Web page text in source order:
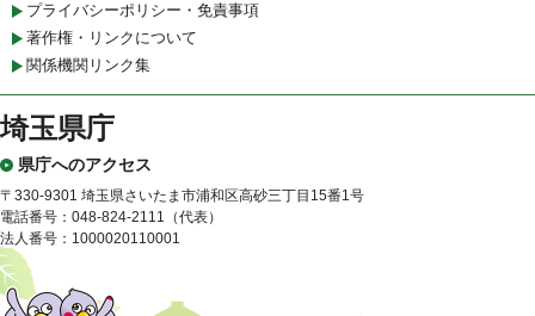
プライバシーポリシー・免責事項
著作権・リンクについて
関係機関リンク集
埼玉県庁
県庁へのアクセス
〒330-9301 埼玉県さいたま市浦和区高砂三丁目15番1号
電話番号：048-824-2111（代表）
法人番号：1000020110001